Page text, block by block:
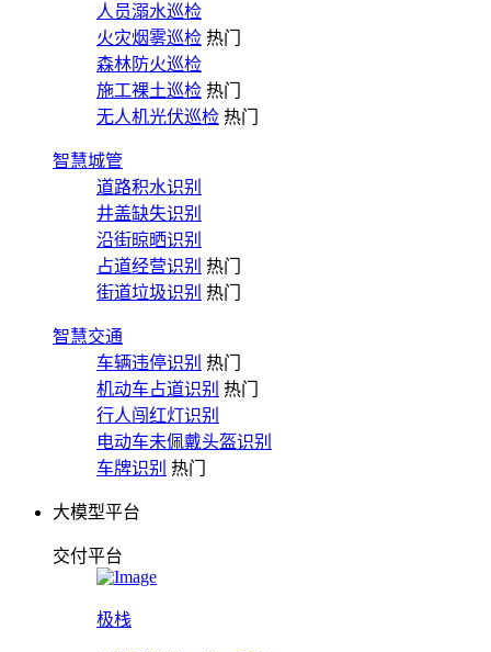
人员溺水巡检
火灾烟雾巡检 热门
森林防火巡检
施工裸土巡检 热门
无人机光伏巡检 热门
智慧城管
道路积水识别
井盖缺失识别
沿街晾晒识别
占道经营识别 热门
街道垃圾识别 热门
智慧交通
车辆违停识别 热门
机动车占道识别 热门
行人闯红灯识别
电动车未佩戴头盔识别
车牌识别 热门
大模型平台
交付平台
极栈